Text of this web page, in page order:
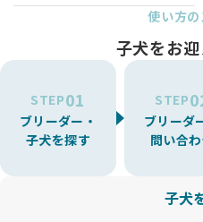
使い方
子犬をお
STEP01
ブリーダー・
子犬を探す
STEP
ブリーダ
問い合
子犬